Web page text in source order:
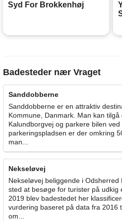
Syd For Brokkenhøj
Badesteder nær Vraget
Sanddobberne
Sanddobberne er en attraktiv
Kommune, Danmark. Man kan
Kalundborgvej og parkere bilen
parkeringspladsen er der omkring
man...
Nekseløvej
Nekseløvej beliggende i
sted at besøge for turister på udkig
2019 blev badestedet her
vurdering baseret på data fra 2016
om...